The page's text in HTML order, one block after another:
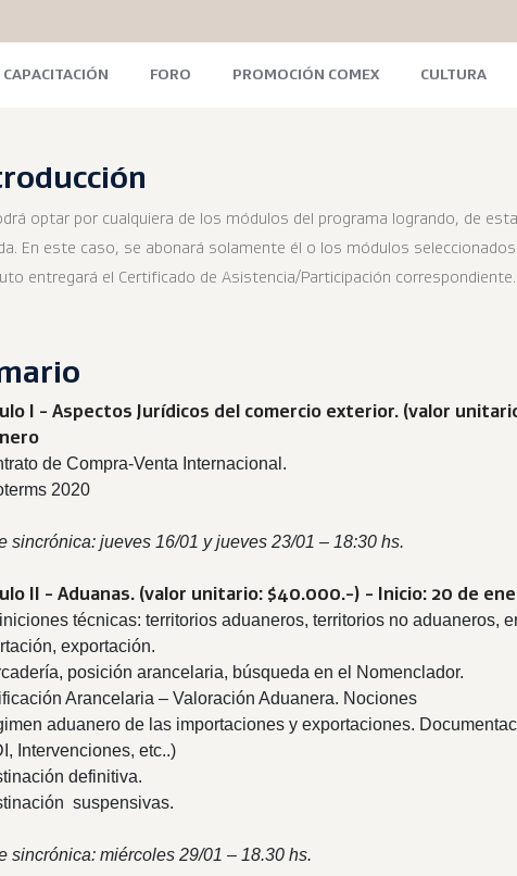
CAPACITACIÓN FORO PROMOCIÓN COMEX CULTURA
optar por cualquiera de los módulos del programa logrando, de
En este caso, se abonará solamente él o los módulos
entregará el Certificado de Asistencia/Participación correspondiente.
I - Aspectos Jurídicos del comercio exterior. (valor
de Compra-Venta Internacional.
2020
sincrónica: jueves 16/01 y jueves 23/01 – 18:30 hs.
II - Aduanas. (valor unitario: $40.000.-) - Inicio: 20 de
técnicas: territorios aduaneros, territorios no aduaneros,
exportación.
posición arancelaria, búsqueda en el Nomenclador.
Arancelaria – Valoración Aduanera. Nociones
aduanero de las importaciones y exportaciones.
Intervenciones, etc..)
definitiva.
suspensivas.
sincrónica: miércoles 29/01 – 18.30 hs.